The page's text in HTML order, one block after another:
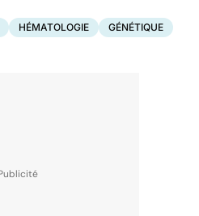
HÉMATOLOGIE
GÉNÉTIQUE